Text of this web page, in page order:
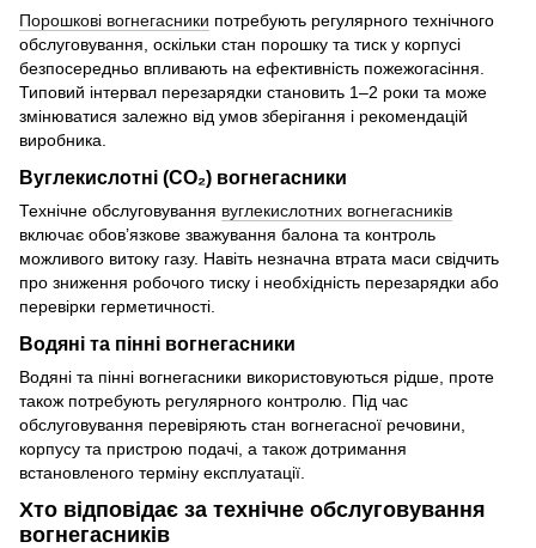
Порошкові вогнегасники потребують регулярного технічного
обслуговування, оскільки стан порошку та тиск у корпусі
безпосередньо впливають на ефективність пожежогасіння.
Типовий інтервал перезарядки становить 1–2 роки та може
змінюватися залежно від умов зберігання і рекомендацій
виробника.
Вуглекислотні (CO₂) вогнегасники
Технічне обслуговування вуглекислотних вогнегасників
включає обов’язкове зважування балона та контроль
можливого витоку газу. Навіть незначна втрата маси свідчить
про зниження робочого тиску і необхідність перезарядки або
перевірки герметичності.
Водяні та пінні вогнегасники
Водяні та пінні вогнегасники використовуються рідше, проте
також потребують регулярного контролю. Під час
обслуговування перевіряють стан вогнегасної речовини,
корпусу та пристрою подачі, а також дотримання
встановленого терміну експлуатації.
Хто відповідає за технічне обслуговування
вогнегасників